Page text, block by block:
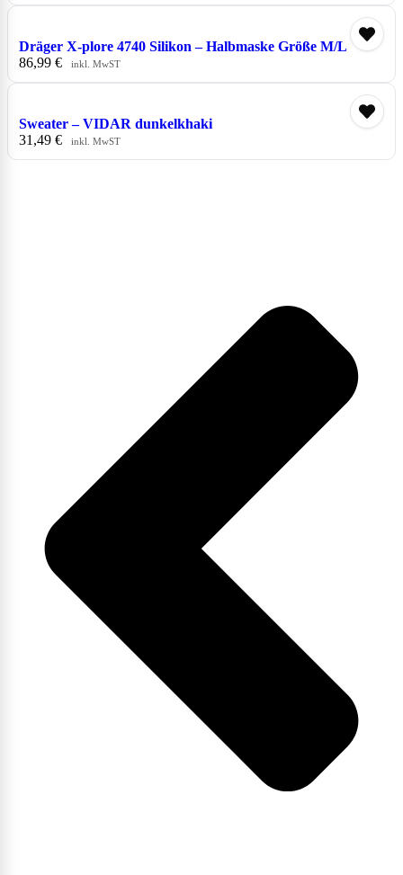
Dräger X-plore 4740 Silikon – Halbmaske Größe M/L
86,99 € inkl. MwST
Sweater – VIDAR dunkelkhaki
31,49 € inkl. MwST